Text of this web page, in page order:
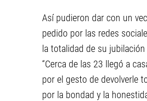
Así pudieron dar con un
pedido por las redes
la totalidad de su
“Cerca de las 23 llegó a
por el gesto de devolverle
por la bondad y la